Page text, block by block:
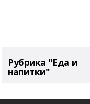
Рубрика "Еда и
напитки"